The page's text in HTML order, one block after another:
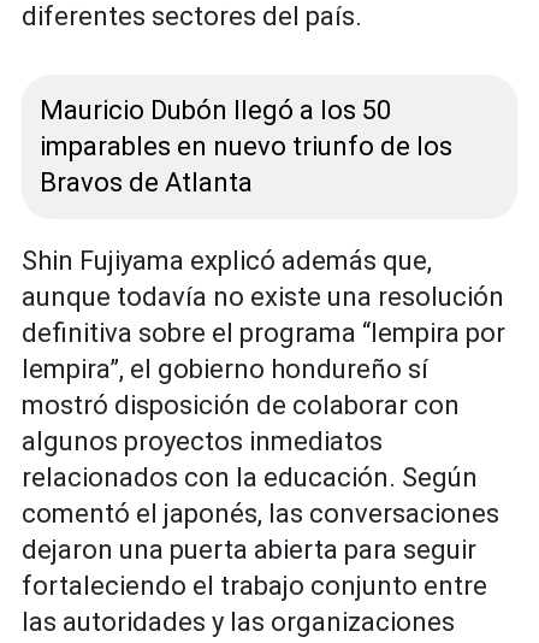
diferentes sectores del país.
Mauricio Dubón llegó a los 50
imparables en nuevo triunfo de los
Bravos de Atlanta
Shin Fujiyama explicó además que,
aunque todavía no existe una resolución
definitiva sobre el programa “lempira por
lempira”, el gobierno hondureño sí
mostró disposición de colaborar con
algunos proyectos inmediatos
relacionados con la educación. Según
comentó el japonés, las conversaciones
dejaron una puerta abierta para seguir
fortaleciendo el trabajo conjunto entre
las autoridades y las organizaciones